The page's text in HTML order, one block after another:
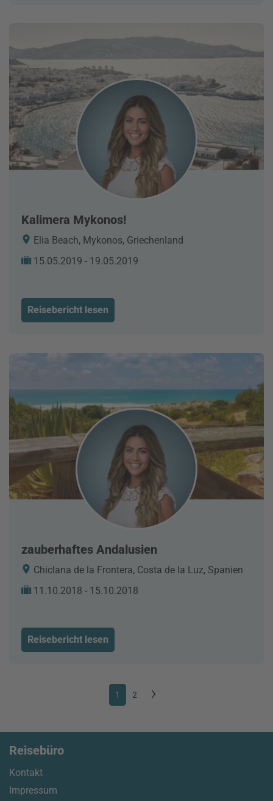
Kalimera Mykonos!
Elia Beach, Mykonos, Griechenland
15.05.2019 - 19.05.2019
Reisebericht lesen
zauberhaftes Andalusien
Chiclana de la Frontera, Costa de la Luz, Spanien
11.10.2018 - 15.10.2018
Reisebericht lesen
1 2
Reisebüro
Kontakt
Impressum